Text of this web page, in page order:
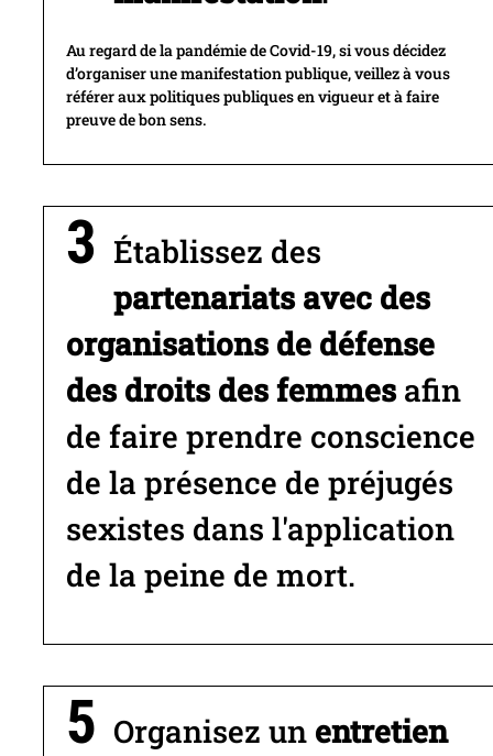
Au regard de la pandémie de Covid-19, si vous décidez
d’organiser une manifestation publique, veillez à vous
référer aux politiques publiques en vigueur et à faire
preuve de bon sens.
Établissez des
partenariats avec des
organisations de défense
des droits des femmesafin
de faire prendre conscience
de la présence de préjugés
sexistes dans l'application
de la peine de mort.
Organisez un entretien